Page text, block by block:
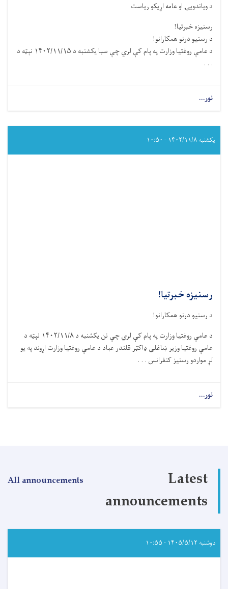
د ویاندویۍ او عامه اړیکو ریاست
رسنیزه خبرتیا!
د رسنیو درنو همکارانو!
د عامې روغتیا وزارت په پام کې لري چې سبا یکشنبه د ۱۴۰۲/۱۱/۱۵ نېټه د
. . .
نور...
د
ناروغۍ
نړیوالهیکشنبه ۱۴۰۲/۱۱/۸ - ۱۰:۵۰
رسنیزه خبرتیا!
د رسنیو درنو همکارانو!
د عامې روغتیا وزارت په پام کې لري چې نن يکشنبه د ۱۴۰۲/۱۱/۸ نېټه د
عامې روغتيا وزير ښاغلی ډاکټر قلندر عباد د عامې روغتيا وزارت اړوند په يو
لړ مواردو رسنيز کنفرانس . . .
نور...
رسنیزه
Latest
announcements
All announcements
دوشنبه ۱۴۰۵/۵/۱۲ - ۱۰:۵۵